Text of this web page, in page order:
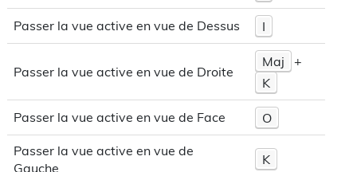
Passer la vue active en vue de Dessus I
Passer la vue active en vue de Droite
Maj
+
K
Passer la vue active en vue de Face O
Passer la vue active en vue de
Gauche
K